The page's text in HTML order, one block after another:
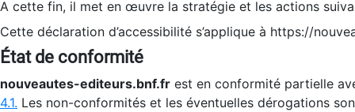
A cette fin, il met en œuvre la stratégie et les actions
Cette déclaration d’accessibilité s’applique à https://
État de conformité
nouveautes-editeurs.bnf.fr est en conformité partielle
4.1. Les non-conformités et les éventuelles dérogations